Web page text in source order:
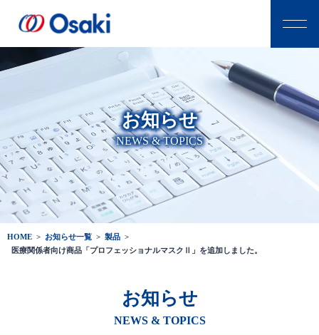
お知らせ
NEWS & TOPICS
HOME > お知らせ一覧 > 製品 >
医療関係者向け商品「プロフェッショナルマスクⅡ」を追加しました。
お知らせ
NEWS & TOPICS